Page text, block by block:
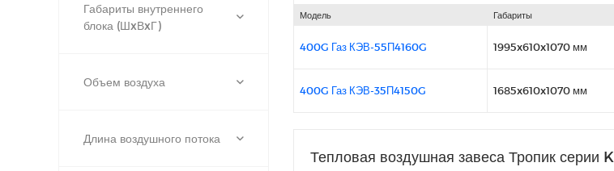
Габариты внутреннего
блока (ШxВxГ)
Объем воздуха
Длина воздушного потока
Модель Габариты
400G Газ КЭВ-55П4160G 1995x610x1070 мм
400G Газ КЭВ-35П4150G 1685x610x1070 мм
Тепловая воздушная завеса Тропик серии K